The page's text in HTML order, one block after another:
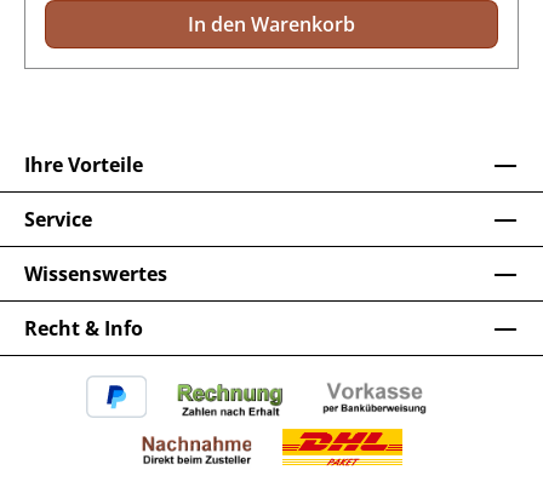
In den Warenkorb
Recht & Info
Ihre Vorteile
Service
Wissenswertes